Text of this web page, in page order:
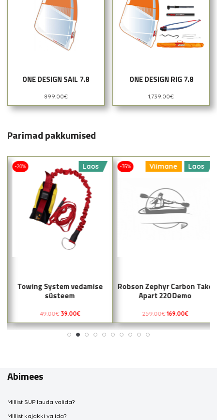
ONE DESIGN SAIL 7.8
899.00€
ONE DESIGN RIG 7.8
1,739.00€
Parimad pakkumised
-20% Laos
Towing System vedamise
süsteem
49.00€ 39.00€
-35% Viimane Laos
Robson Zephyr Carbon Take
Apart 220 Demo
259.00€ 169.00€
Abimees
Millist SUP lauda valida?
Millist kajakki valida?